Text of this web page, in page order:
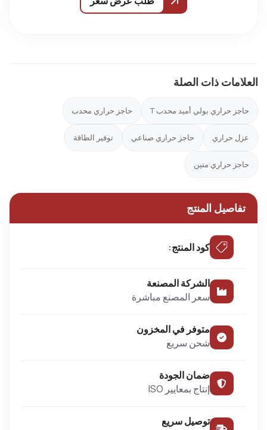
تفاصيل المنتج
كود المنتج:
الشركة المصنعة
سعر المصنع مباشرة
متوفر في المخزون
شحن سريع
ضمان الجودة
إنتاج بمعايير ISO
توصيل سريع
العلامات ذات الصلة
حاجز حراري بولي أميد محدب T حاجز حراري محدب
عزل حراري حاجز حراري صناعي توفير الطاقة
حاجز حراري متين